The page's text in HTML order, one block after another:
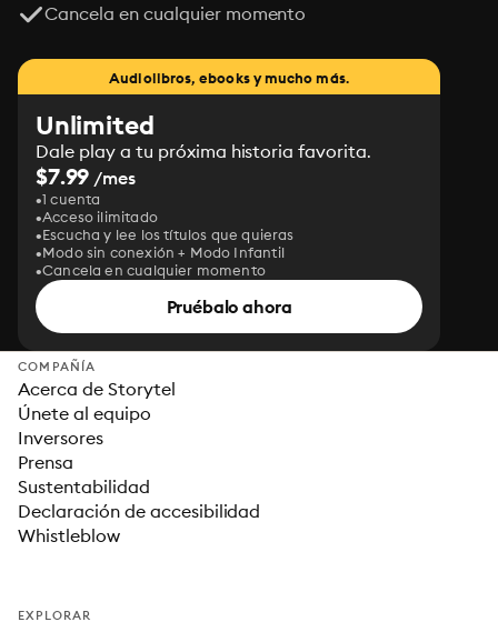
Cancela en cualquier momento
Audiolibros, ebooks y mucho más.
Unlimited
Dale play a tu próxima historia favorita.
$7.99 /mes
1 cuenta
Acceso ilimitado
Escucha y lee los títulos que quieras
Modo sin conexión + Modo Infantil
Cancela en cualquier momento
Pruébalo ahora
COMPAÑÍA
Acerca de Storytel
Únete al equipo
Inversores
Prensa
Sustentabilidad
Declaración de accesibilidad
Whistleblow
EXPLORAR